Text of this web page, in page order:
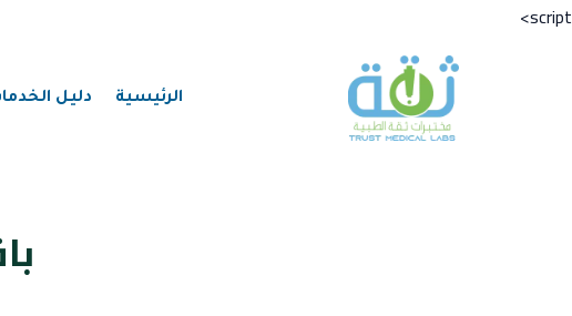
script>
الرئيسية دليل